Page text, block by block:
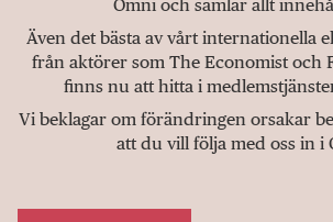
Omni och samlar allt
Även det bästa av vårt internationella
från aktörer som The Economist och
finns nu att hitta i
Vi beklagar om förändringen orsakar
att du vill följa med oss in i